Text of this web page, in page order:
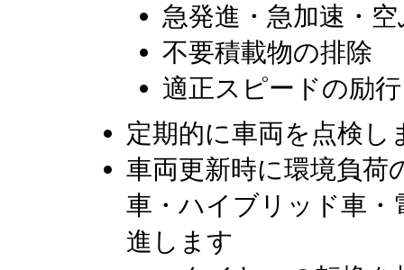
急発進・急加速・
不要積載物の排除
適正スピードの励行
定期的に車両を点検し
車両更新時に環境負荷
車・ハイブリッド車・
進します